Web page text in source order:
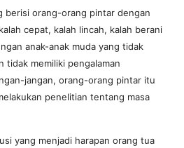
berisi orang-orang pintar dengan
cepat, kalah lincah, kalah berani
anak-anak muda yang tidak
tidak memiliki pengalaman
jangan, orang-orang pintar itu
penelitian tentang masa
yang menjadi harapan orang tua